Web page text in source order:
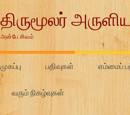
திருமூலர்
அன்பே சிவம்
முகப்பு பதிவுகள் எம்மைப்
வரும் நிகழ்வுகள்